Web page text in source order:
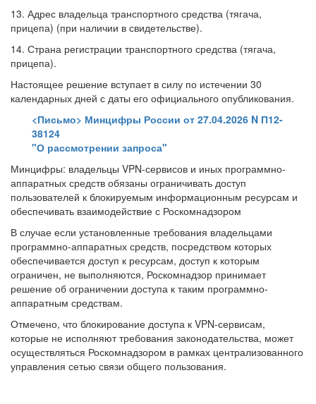
13. Адрес владельца транспортного средства (тягача,
прицепа) (при наличии в свидетельстве).
14. Страна регистрации транспортного средства (тягача,
прицепа).
Настоящее решение вступает в силу по истечении 30
календарных дней с даты его официального опубликования.
<Письмо> Минцифры России от 27.04.2026 N П12-
38124
"О рассмотрении запроса"
Минцифры: владельцы VPN-сервисов и иных программно-
аппаратных средств обязаны ограничивать доступ
пользователей к блокируемым информационным ресурсам и
обеспечивать взаимодействие с Роскомнадзором
В случае если установленные требования владельцами
программно-аппаратных средств, посредством которых
обеспечивается доступ к ресурсам, доступ к которым
ограничен, не выполняются, Роскомнадзор принимает
решение об ограничении доступа к таким программно-
аппаратным средствам.
Отмечено, что блокирование доступа к VPN-сервисам,
которые не исполняют требования законодательства, может
осуществляться Роскомнадзором в рамках централизованного
управления сетью связи общего пользования.